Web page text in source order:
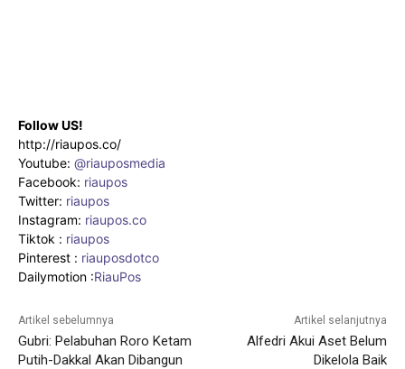
Follow US!
http://riaupos.co/
Youtube: @riauposmedia
Facebook: riaupos
Twitter: riaupos
Instagram: riaupos.co
Tiktok : riaupos
Pinterest : riauposdotco
Dailymotion :RiauPos
Artikel sebelumnya
Gubri: Pelabuhan Roro Ketam
Putih-Dakkal Akan Dibangun
Artikel selanjutnya
Alfedri Akui Aset Belum
Dikelola Baik